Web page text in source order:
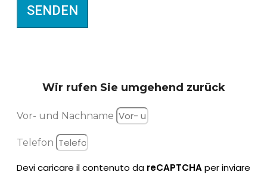
SENDEN
Wir rufen Sie umgehend zurück
Vor- und Nachname
Telefon
Devi caricare il contenuto da reCAPTCHAper inviare